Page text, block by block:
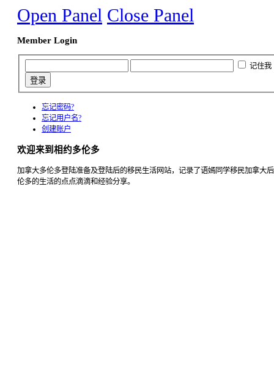
Open Panel Close Panel
Member Login
记住我
忘记密码?
忘记用户名?
创建账户
欢迎来到相约多伦多
加拿大多伦多登陆准备及登陆后的移民生活网站，记录了语嫣同学移民加拿大
伦多的生活的点点滴滴和经验分享。